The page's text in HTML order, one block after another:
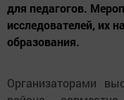
для педагогов.
исследователей, их
образования.
Организаторами